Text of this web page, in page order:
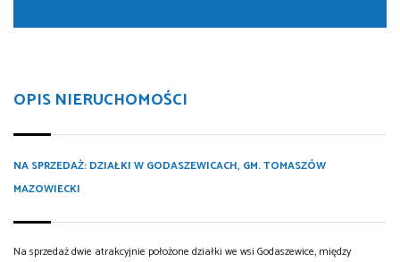
OPIS NIERUCHOMOŚCI
NA SPRZEDAŻ: DZIAŁKI W GODASZEWICACH, GM. TOMASZÓW
MAZOWIECKI
Na sprzedaż dwie atrakcyjnie położone działki we wsi Godaszewice, między